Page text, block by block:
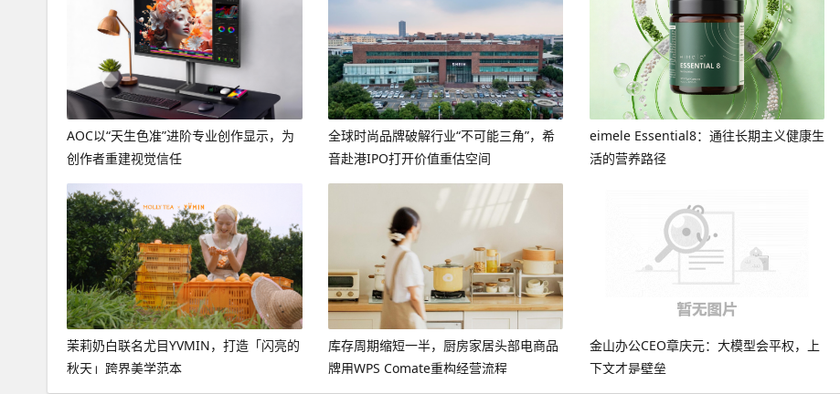
AOC以“天生色准”进阶专业创作显示，为
创作者重建视觉信任
全球时尚品牌破解行业“不可能三角”，希
音赴港IPO打开价值重估空间
eimele Essential8：通往长期主义健康生
活的营养路径
茉莉奶白联名尤目YVMIN，打造「闪亮的
秋天」跨界美学范本
​库存周期缩短一半，厨房家居头部电商品
牌用WPS Comate重构经营流程
金山办公CEO章庆元：大模型会平权，上
下文才是壁垒